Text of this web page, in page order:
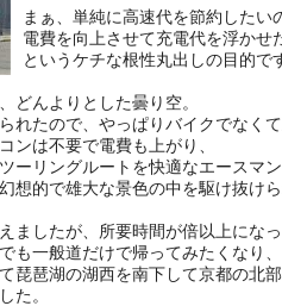
まぁ、単純に高速代を節約したい
電費を向上させて充電代を浮かせ
というケチな根性丸出しの目的で
どんよりとした曇り空。
れたので、やっぱりバイクでなくて
ンは不要で電費も上がり、
ーリングルートを快適なエースマン
想的で雄大な景色の中を駆け抜けら
ましたが、所要時間が倍以上にな
も一般道だけで帰ってみたくなり、
琵琶湖の湖西を南下して京都の北
た。